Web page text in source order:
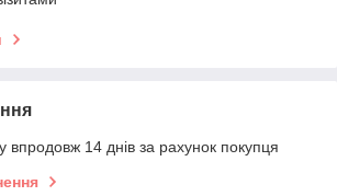
впродовж 14 днів за рахунок покупця